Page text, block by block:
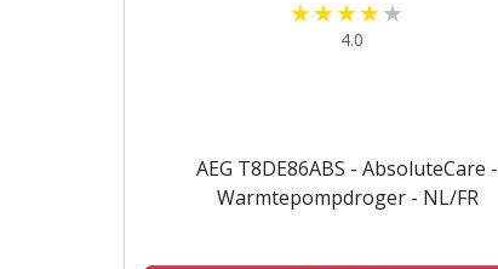
4.0
AEG T8DE86ABS - AbsoluteCare -
Warmtepompdroger - NL/FR